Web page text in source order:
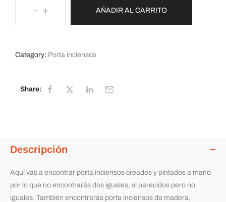
AÑADIR AL CARRITO
Category: Porta inciensos
Share:
Descripción
Aquí vas a encontrar porta inciensos creados y pintados a mano
por lo que no encontrarás dos iguales, si parecidos pero no
iguales. También encontrarás porta inciensos de madera,